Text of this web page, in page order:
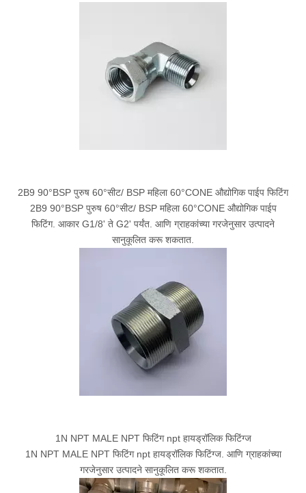
2B9 90°BSP पुरुष 60°सीट/ BSP महिला 60°CONE औद्योगिक पाईप फिटिंग
2B9 90°BSP पुरुष 60°सीट/ BSP महिला 60°CONE औद्योगिक पाईप
फिटिंग. आकार G1/8' ते G2' पर्यंत. आणि ग्राहकांच्या गरजेनुसार उत्पादने
सानुकूलित करू शकतात.
1N NPT MALE NPT फिटिंग npt हायड्रॉलिक फिटिंग्ज
1N NPT MALE NPT फिटिंग npt हायड्रॉलिक फिटिंग्ज. आणि ग्राहकांच्या
गरजेनुसार उत्पादने सानुकूलित करू शकतात.